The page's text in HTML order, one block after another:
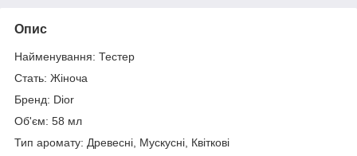
Опис
Найменування: Тестер
Стать: Жіноча
Бренд: Dior
Об'єм: 58 мл
Тип аромату: Древесні, Мускусні, Квіткові